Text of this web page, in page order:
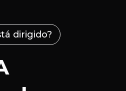
dirigido?